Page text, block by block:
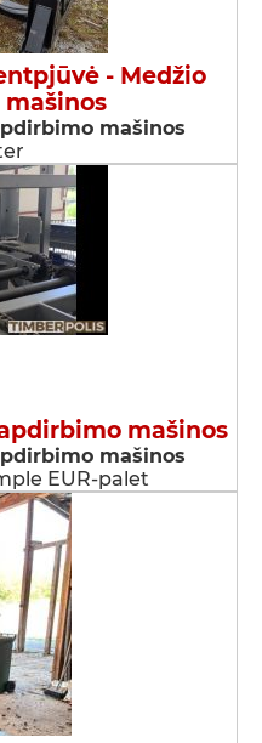
- Medžio
mašinos
mašinos
mašinos
EUR-palet